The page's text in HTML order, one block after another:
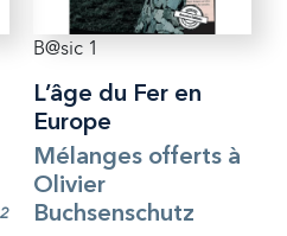
B@sic 1
L’âge du Fer en
Europe
Mélanges offerts à
Olivier
Buchsenschutz